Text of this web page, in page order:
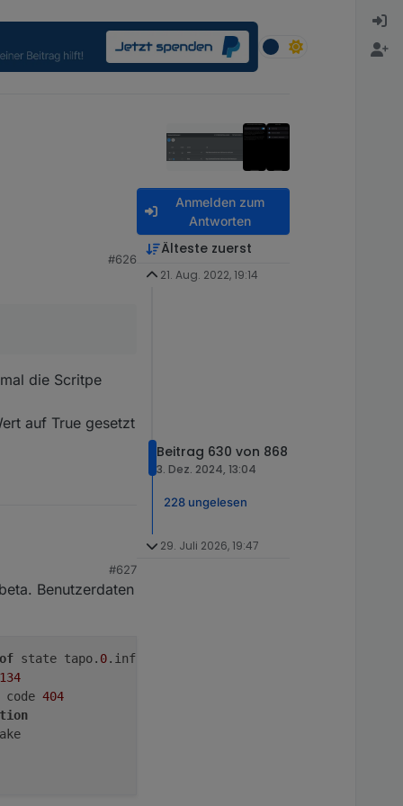
#626
die Scritpe
auf True gesetzt
#627
Benutzerdaten
of state tapo. 0
404
Anmelden zum
Antworten
Älteste zuerst
21. Aug. 2022, 19:14
Beitrag 630 von 868
3. Dez. 2024, 13:04
228 ungelesen
29. Juli 2026, 19:47